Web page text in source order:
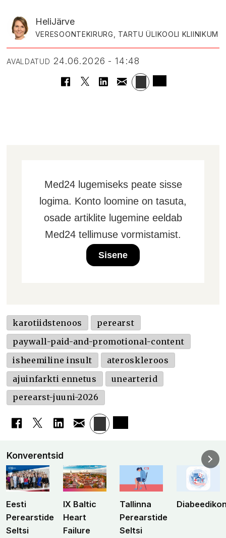
HeliJärve
VERESOONTEKIRURG, TARTU ÜLIKOOLI KLIINIKUM
AVALDATUD 24.06.2026 - 14:48
Med24 lugemiseks peate sisse
logima. Konto loomine on tasuta,
osade artiklite lugemine eeldab
Med24 tellimuse vormistamist.
Sisene
karotiidstenoos
perearst
paywall-paid-and-promotional-content
isheemiline insult
ateroskleroos
ajuinfarkti ennetus
unearterid
perearst-juuni-2026
Konverentsid
Eesti
Perearstide
Seltsi
IX Baltic
Heart
Failure
Tallinna
Perearstide
Seltsi